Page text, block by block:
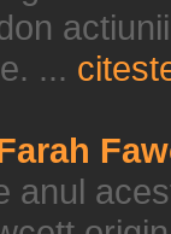
...
anul